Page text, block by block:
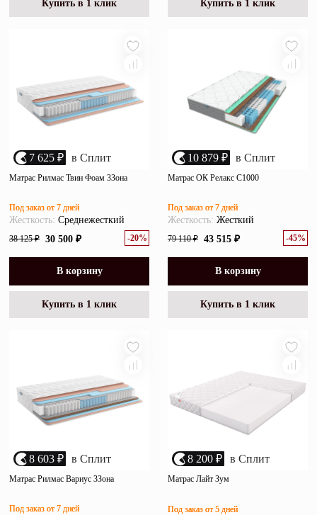
Купить в 1 клик Купить в 1 клик
7 625 ₽ в Сплит
Матрас Рилмас Твин Фоам 3Зона
38 125 ₽ 30 500 ₽ -20%
Под заказ от 7 дней
Жесткость: Среднежесткий
В корзину
Купить в 1 клик
10 879 ₽ в Сплит
Матрас ОК Релакс С1000
79 110 ₽ 43 515 ₽ -45%
Под заказ от 7 дней
Жесткость: Жесткий
В корзину
Купить в 1 клик
8 603 ₽ в Сплит
Матрас Рилмас Вариус 3Зона
Под заказ от 7 дней
8 200 ₽ в Сплит
Матрас Лайт Зум
Под заказ от 5 дней